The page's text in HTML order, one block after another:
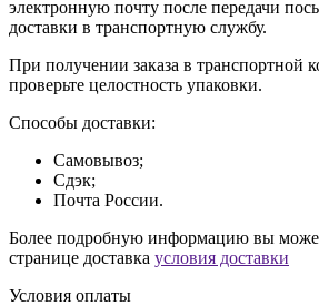
электронную почту после передачи
доставки в транспортную службу.
При получении заказа в транспортной
проверьте целостность упаковки.
Способы доставки:
Самовывоз;
Сдэк;
Почта России.
Более подробную информацию вы
странице доставка условия доставки
Условия оплаты